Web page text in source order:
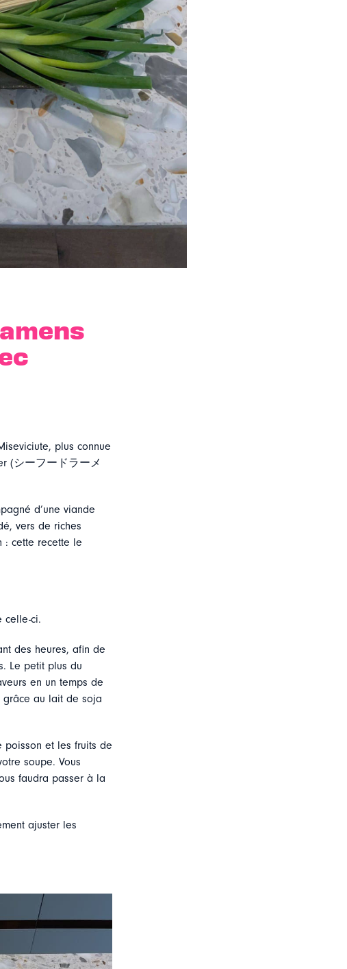
plus connue
(シーフードラーメ
d’une viande
vers de riches
: cette recette le
celle-ci.
des heures, afin de
Le petit plus du
en un temps de
grâce au lait de soja
poisson et les fruits de
soupe. Vous
faudra passer à la
ajuster les